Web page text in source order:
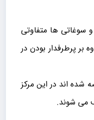
سوغاتی ها متفاوتی
بر پرطرفدار بودن در
شده اند در این مرکز
می شوند.